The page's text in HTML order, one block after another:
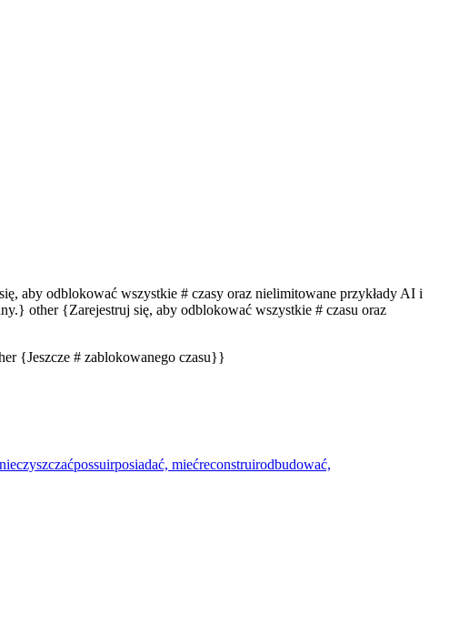
aby odblokować wszystkie # czasy oraz nielimitowane przykłady AI i
other {Zarejestruj się, aby odblokować wszystkie # czasu oraz
{Jeszcze # zablokowanego czasu}}
possuirposiadać, miećreconstruirodbudować,